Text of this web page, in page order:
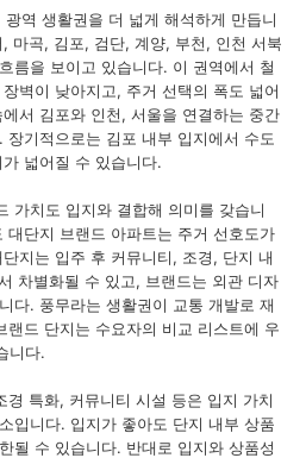
역 생활권을 더 넓게 해석하게 만듭니
마곡, 김포, 검단, 계양, 부천, 인천 서북
름을 보이고 있습니다. 이 권역에서 철
벽이 낮아지고, 주거 선택의 폭도 넓어
서 김포와 인천, 서울을 연결하는 중간
기적으로는 김포 내부 입지에서 수도
넓어질 수 있습니다.
가치도 입지와 결합해 의미를 갖습니
대단지 브랜드 아파트는 주거 선호도가
지는 입주 후 커뮤니티, 조경, 단지 내
차별화될 수 있고, 브랜드는 외관 디자
다. 풍무라는 생활권이 교통 개발로 재
드 단지는 수요자의 비교 리스트에 우
니다.
특화, 커뮤니티 시설 등은 입지 가치
입니다. 입지가 좋아도 단지 내부 상품
될 수 있습니다. 반대로 입지와 상품성